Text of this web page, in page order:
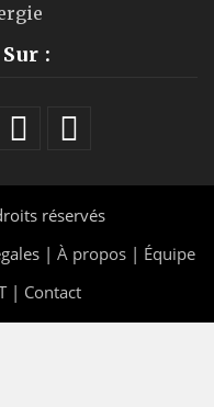
:
réservés
| À propos | Équipe
| Contact